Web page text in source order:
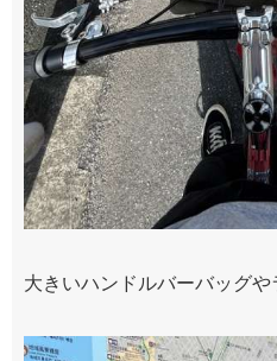
大きいハンドルバーバッグや